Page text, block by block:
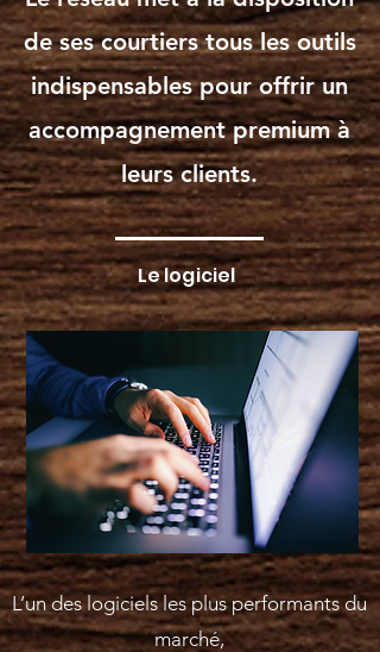
de ses courtiers tous les outils
indispensables pour offrir un
accompagnement premium à
leurs clients.
Le logiciel
L’un des logiciels les plus performants du
marché,